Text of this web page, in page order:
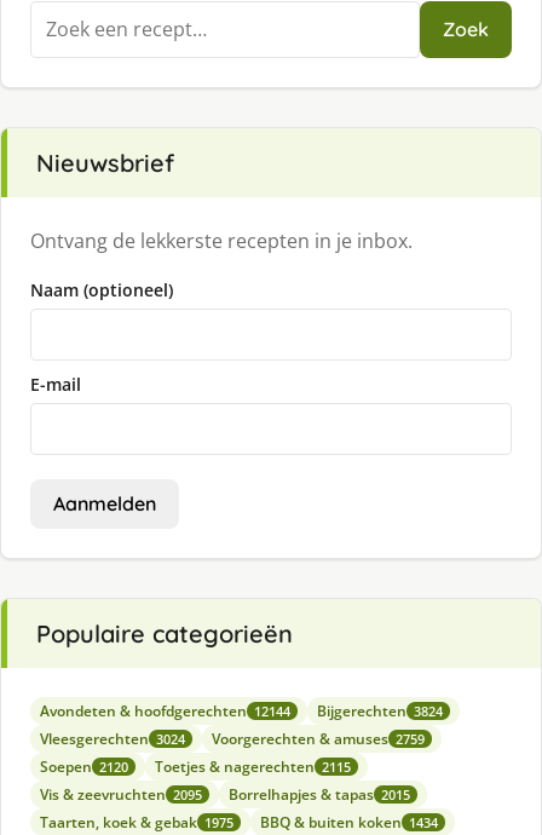
Zoeken
naar:
Zoek
Nieuwsbrief
Ontvang de lekkerste recepten in je inbox.
Naam (optioneel)
E-mail
Aanmelden
Populaire categorieën
Avondeten & hoofdgerechten 12144 Bijgerechten 3824
Vleesgerechten 3024 Voorgerechten & amuses 2759
Soepen 2120 Toetjes & nagerechten 2115
Vis & zeevruchten 2095 Borrelhapjes & tapas 2015
Taarten, koek & gebak 1975 BBQ & buiten koken 1434